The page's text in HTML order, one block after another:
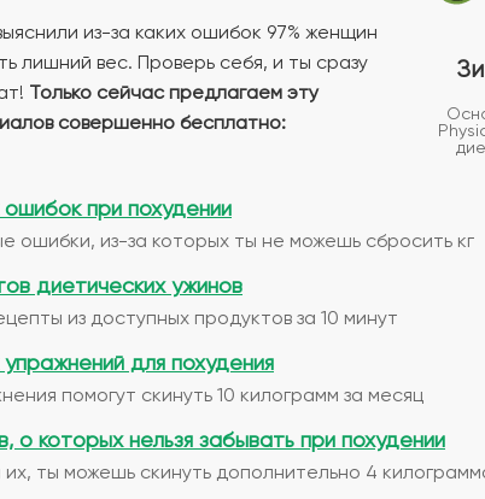
из-за каких ошибок 97% женщин
лишний вес. Проверь себя, и ты сразу
Только сейчас предлагаем эту
совершенно бесплатно:
ошибок при похудении
ошибки, из-за которых ты не можешь сбросить кг
диетических ужинов
из доступных продуктов за 10 минут
упражнений для похудения
помогут скинуть 10 килограмм за месяц
о которых нельзя забывать при похудении
ты можешь скинуть дополнительно 4